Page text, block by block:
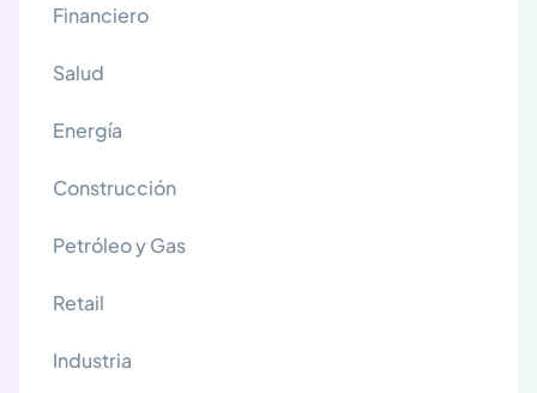
Financiero
Salud
Energía
Construcción
Petróleo y Gas
Retail
Industria